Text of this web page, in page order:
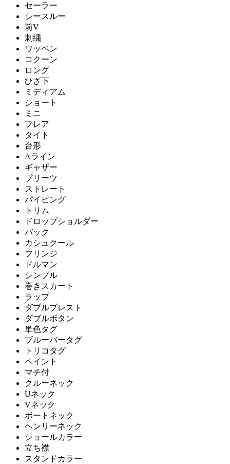
セーラー
シースルー
前V
刺繍
ワッペン
コクーン
ロング
ひざ下
ミディアム
ショート
ミニ
フレア
タイト
台形
Aライン
ギャザー
プリーツ
ストレート
パイピング
トリム
ドロップショルダー
バック
カシュクール
フリンジ
ドルマン
シンプル
巻きスカート
ラップ
ダブルブレスト
ダブルボタン
単色タグ
ブルーバータグ
トリコタグ
ペイント
マチ付
クルーネック
Uネック
Vネック
ボートネック
ヘンリーネック
ショールカラー
立ち襟
スタンドカラー